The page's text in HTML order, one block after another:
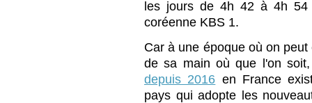
les jours de 4h 42 à 4h 54
coréenne KBS 1.
Car à une époque où on
de sa main où que l'on
depuis 2016 en France
pays qui adopte les